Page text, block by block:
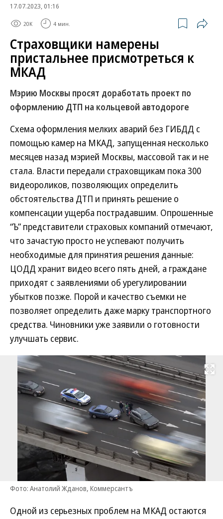
17.07.2023, 01:16
20K 4 мин.
Страховщики намерены
пристальнее присмотреться к
МКАД
Мэрию Москвы просят доработать проект по
оформлению ДТП на кольцевой автодороге
Схема оформления мелких аварий без ГИБДД с
помощью камер на МКАД, запущенная несколько
месяцев назад мэрией Москвы, массовой так и не
стала. Власти передали страховщикам пока 300
видеороликов, позволяющих определить
обстоятельства ДТП и принять решение о
компенсации ущерба пострадавшим. Опрошенные
“Ъ” представители страховых компаний отмечают,
что зачастую просто не успевают получить
необходимые для принятия решения данные:
ЦОДД хранит видео всего пять дней, а граждане
приходят с заявлениями об урегулировании
убытков позже. Порой и качество съемки не
позволяет определить даже марку транспортного
средства. Чиновники уже заявили о готовности
улучшать сервис.
Развернуть
Фото: Анатолий Жданов, Коммерсантъ
Одной из серьезных проблем на МКАД остаются